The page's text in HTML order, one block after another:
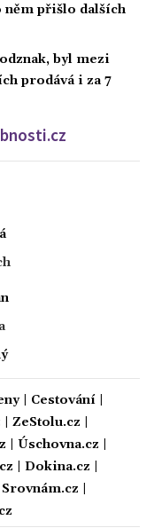
něm přišlo dalších
byl mezi
prodává i za 7
| Cestování|
ZeStolu.cz
Úschovna.cz
Dokina.cz
Srovnám.cz